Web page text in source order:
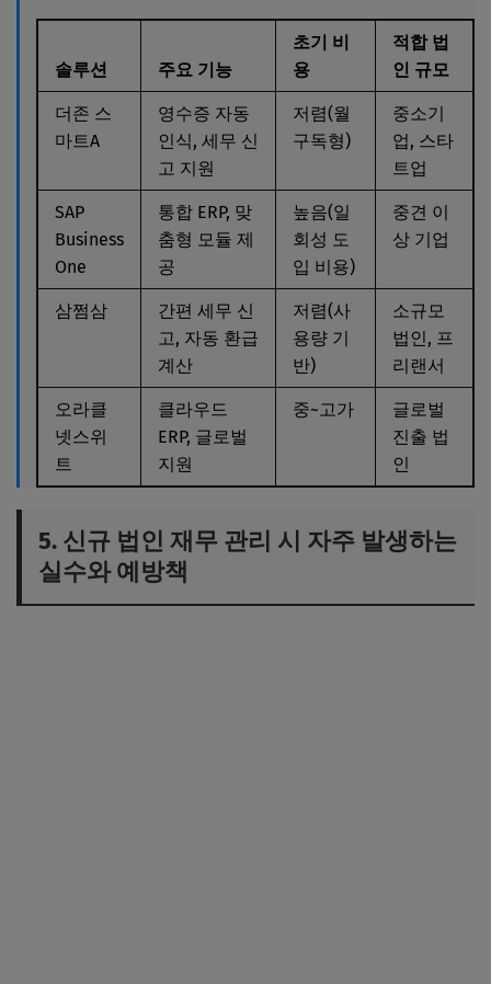
솔루션 주요 기능
초기 비
용
적합 법
인 규모
더존 스
마트A
영수증 자동
인식, 세무 신
고 지원
저렴(월
구독형)
중소기
업, 스타
트업
SAP
Business
One
통합 ERP, 맞
춤형 모듈 제
공
높음(일
회성 도
입 비용)
중견 이
상 기업
삼쩜삼
간편 세무 신
고, 자동 환급
계산
저렴(사
용량 기
반)
소규모
법인, 프
리랜서
오라클
넷스위
트
클라우드
ERP, 글로벌
지원
중~고가
글로벌
진출 법
인
5. 신규 법인 재무 관리 시 자주 발생하는
실수와 예방책